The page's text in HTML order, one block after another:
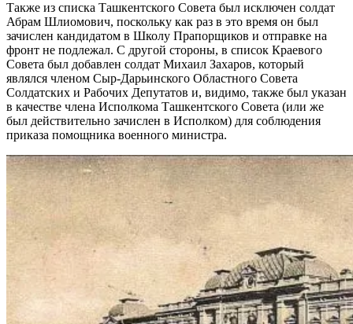
Также из списка Ташкентского Совета был исключен солдат
Абрам Шлиомович, поскольку как раз в это время он был
зачислен кандидатом в Школу Прапорщиков и отправке на
фронт не подлежал. С другой стороны, в список Краевого
Совета был добавлен солдат Михаил Захаров, который
являлся членом Сыр-Дарьинского Областного Совета
Солдатских и Рабочих Депутатов и, видимо, также был указан
в качестве члена Исполкома Ташкентского Совета (или же
был действительно зачислен в Исполком) для соблюдения
приказа помощника военного министра.